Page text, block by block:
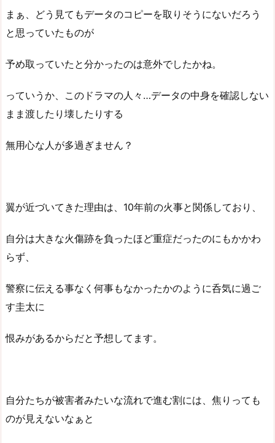
まぁ、どう見てもデータのコピーを取りそうにないだろう
と思っていたものが
予め取っていたと分かったのは意外でしたかね。
っていうか、このドラマの人々…データの中身を確認しない
まま渡したり壊したりする
無用心な人が多過ぎません？
翼が近づいてきた理由は、10年前の火事と関係しており、
自分は大きな火傷跡を負ったほど重症だったのにもかかわ
らず、
警察に伝える事なく何事もなかったかのように呑気に過ご
す圭太に
恨みがあるからだと予想してます。
自分たちが被害者みたいな流れで進む割には、焦りっても
のが見えないなぁと